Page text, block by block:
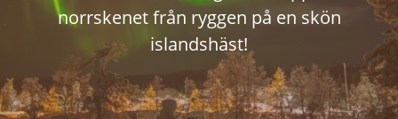
norrskenet från ryggen på en skön
islandshäst!